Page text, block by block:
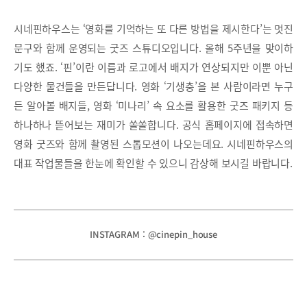
시네핀하우스는 ‘영화를 기억하는 또 다른 방법을 제시한다’는 멋진
문구와 함께 운영되는 굿즈 스튜디오입니다. 올해 5주년을 맞이하
기도 했죠. ‘핀’이란 이름과 로고에서 배지가 연상되지만 이뿐 아닌
다양한 물건들을 만든답니다. 영화 ‘기생충’을 본 사람이라면 누구
든 알아볼 배지들, 영화 ‘미나리’ 속 요소를 활용한 굿즈 패키지 등
하나하나 뜯어보는 재미가 쏠쏠합니다. 공식 홈페이지에 접속하면
영화 굿즈와 함께 촬영된 스톱모션이 나오는데요. 시네핀하우스의
대표 작업물들을 한눈에 확인할 수 있으니 감상해 보시길 바랍니다.
INSTAGRAM : @cinepin_house